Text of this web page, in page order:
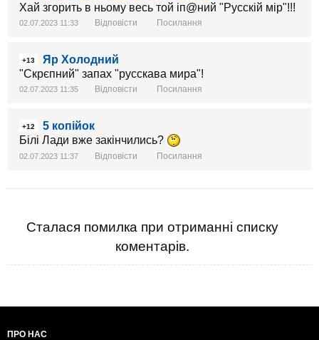
Хай згорить в ньому весь той іп@ний "Русскій мір"!!!
02.07.2023 11:33 Відповісти Посилання
+13
Яр Холодний
"Скрєпний" запах "русскава мира"!
02.07.2023 11:35 Відповісти Посилання
+12
5 копійок
Білі Лади вже закінчились?
02.07.2023 11:37 Відповісти Посилання
Сталася помилка при отриманні списку
коментарів.
ПРО НАС